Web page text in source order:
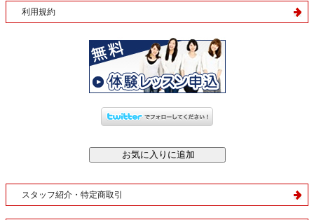
利用規約
スタッフ紹介・特定商取引